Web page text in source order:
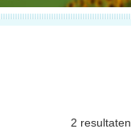
2 resultaten